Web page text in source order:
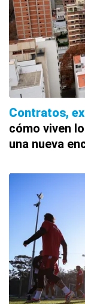
Contratos,
cómo viven
una nueva